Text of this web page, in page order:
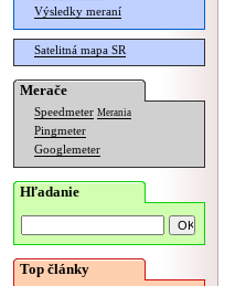
Výsledky meraní
Satelitná mapa SR
Merače
Speedmeter Merania
Pingmeter
Googlemeter
Hľadanie
Top články